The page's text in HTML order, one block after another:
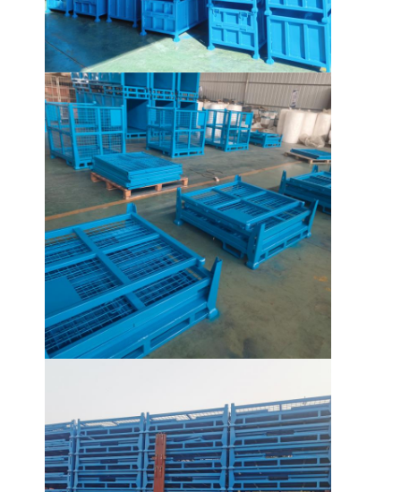
Προϊόντα
Βίντεο
Σχετικά με εμάς
Επισκεψή εργοστασίου
Έλεγχος Ποιότητας
Επικοινωνήστε μαζί μας
Ειδήσεις
Υποθέσεις
Ζητήστε Προσφορά
βασανισμός παλετών αποθηκών εμπορευμάτων
Ράφι αποθήκευσης αποθηκών εμπορευμάτων